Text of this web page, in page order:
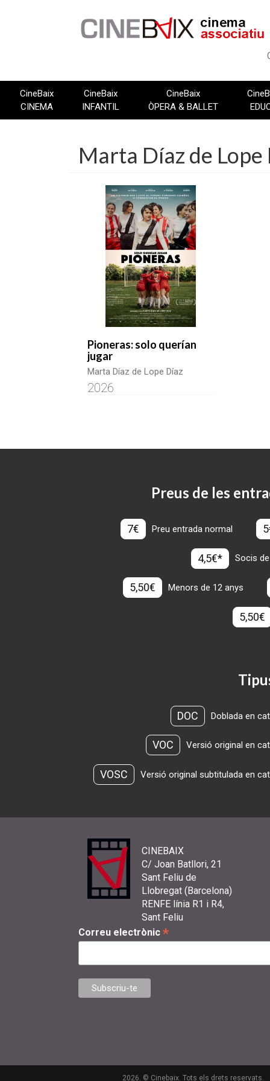
CineBaix
CINEMA
CineBaix
INFANTIL
CineBaix
ÒPERA & BALLET
Marta Díaz de Lope
Pioneras: solo querían
jugar
Marta Díaz de Lope Díaz
2026
Preus de les
7€ Preu entrada normal
4,5€* Socis
5,50€ Menors de 12 anys
5,50€
DOC Doblada en
VOC Versió original en
VOSC Versió original subtitulada en
CINEBAIX
C/ Joan Batllori, 21
Sant Feliu de
Llobregat (Barcelona)
RENFE línia R1 i R4,
Sant Feliu
Correu electrònic *
2026. © Cinebaix. Tots els drets reservats.